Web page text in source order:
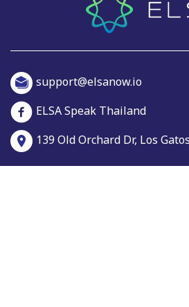
support@elsanow.io
ELSA Speak Thailand
139 Old Orchard Dr, Los